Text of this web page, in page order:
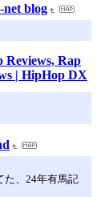
net blog
Reviews, Rap
| HipHop DX
た、24年有馬記